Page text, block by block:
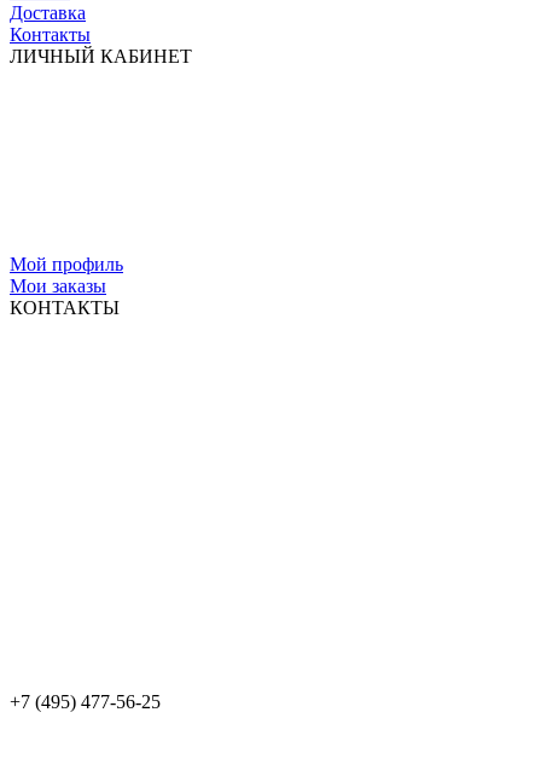
Доставка
Контакты
ЛИЧНЫЙ КАБИНЕТ
Мой профиль
Мои заказы
КОНТАКТЫ
+7 (495) 477-56-25